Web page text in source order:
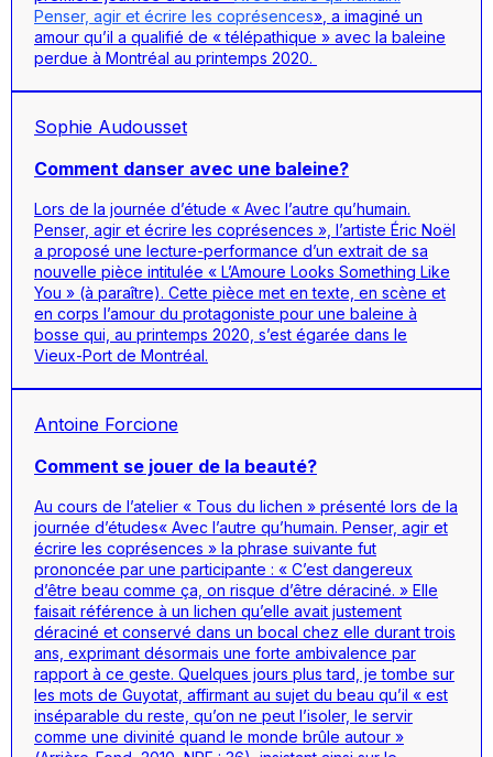
Penser, agir et écrire les coprésences» , a imaginé un
amour qu’il a qualifié de « télépathique » avec la baleine
perdue à Montréal au printemps 2020.
Sophie Audousset
Comment danser avec une baleine?
Lors de la journée d’étude « Avec l’autre qu’humain.
Penser, agir et écrire les coprésences », l’artiste Éric Noël
a proposé une lecture-performance d’un extrait de sa
nouvelle pièce intitulée « L’Amoure Looks Something Like
You » (à paraître). Cette pièce met en texte, en scène et
en corps l’amour du protagoniste pour une baleine à
bosse qui, au printemps 2020, s’est égarée dans le
Vieux-Port de Montréal.
Antoine Forcione
Comment se jouer de la beauté?
Au cours de l’atelier « Tous du lichen » présenté lors de la
journée d’études« Avec l’autre qu’humain. Penser, agir et
écrire les coprésences » la phrase suivante fut
prononcée par une participante : « C’est dangereux
d’être beau comme ça, on risque d’être déraciné. » Elle
faisait référence à un lichen qu’elle avait justement
déraciné et conservé dans un bocal chez elle durant trois
ans, exprimant désormais une forte ambivalence par
rapport à ce geste. Quelques jours plus tard, je tombe sur
les mots de Guyotat, affirmant au sujet du beau qu’il « est
inséparable du reste, qu’on ne peut l’isoler, le servir
comme une divinité quand le monde brûle autour »